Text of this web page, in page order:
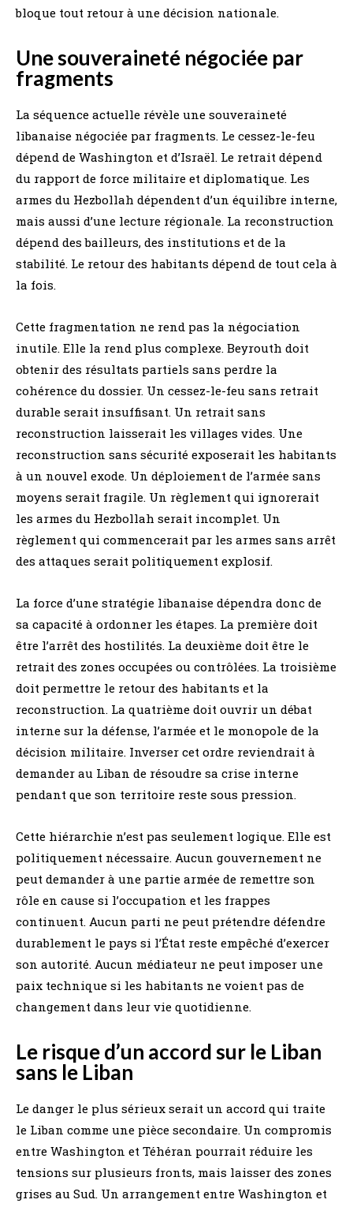
bloque tout retour à une décision nationale.
Une souveraineté négociée par
fragments
La séquence actuelle révèle une souveraineté
libanaise négociée par fragments. Le cessez-le-feu
dépend de Washington et d’Israël. Le retrait dépend
du rapport de force militaire et diplomatique. Les
armes du Hezbollah dépendent d’un équilibre interne,
mais aussi d’une lecture régionale. La reconstruction
dépend des bailleurs, des institutions et de la
stabilité. Le retour des habitants dépend de tout cela à
la fois.
Cette fragmentation ne rend pas la négociation
inutile. Elle la rend plus complexe. Beyrouth doit
obtenir des résultats partiels sans perdre la
cohérence du dossier. Un cessez-le-feu sans retrait
durable serait insuffisant. Un retrait sans
reconstruction laisserait les villages vides. Une
reconstruction sans sécurité exposerait les habitants
à un nouvel exode. Un déploiement de l’armée sans
moyens serait fragile. Un règlement qui ignorerait
les armes du Hezbollah serait incomplet. Un
règlement qui commencerait par les armes sans arrêt
des attaques serait politiquement explosif.
La force d’une stratégie libanaise dépendra donc de
sa capacité à ordonner les étapes. La première doit
être l’arrêt des hostilités. La deuxième doit être le
retrait des zones occupées ou contrôlées. La troisième
doit permettre le retour des habitants et la
reconstruction. La quatrième doit ouvrir un débat
interne sur la défense, l’armée et le monopole de la
décision militaire. Inverser cet ordre reviendrait à
demander au Liban de résoudre sa crise interne
pendant que son territoire reste sous pression.
Cette hiérarchie n’est pas seulement logique. Elle est
politiquement nécessaire. Aucun gouvernement ne
peut demander à une partie armée de remettre son
rôle en cause si l’occupation et les frappes
continuent. Aucun parti ne peut prétendre défendre
durablement le pays si l’État reste empêché d’exercer
son autorité. Aucun médiateur ne peut imposer une
paix technique si les habitants ne voient pas de
changement dans leur vie quotidienne.
Le risque d’un accord sur le Liban
sans le Liban
Le danger le plus sérieux serait un accord qui traite
le Liban comme une pièce secondaire. Un compromis
entre Washington et Téhéran pourrait réduire les
tensions sur plusieurs fronts, mais laisser des zones
grises au Sud. Un arrangement entre Washington et